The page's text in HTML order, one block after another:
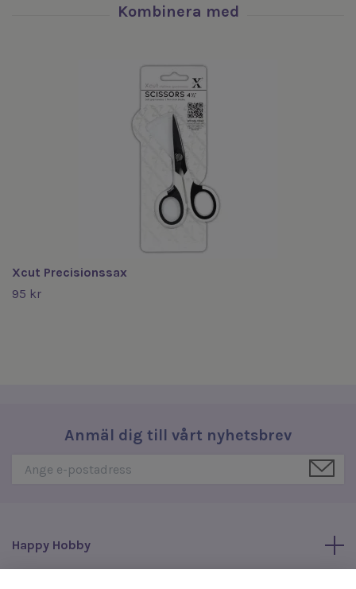
Xcut Precisionssax
95 kr
Anmäl dig till vårt nyhetsbrev
Happy Hobby